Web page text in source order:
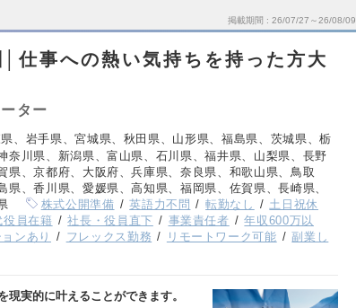
掲載期間 26/07/27～26/08/09
仕事への熱い気持ちを持った方大
ター
、岩手県、宮城県、秋田県、山形県、福島県、茨城県、栃
奈川県、新潟県、富山県、石川県、福井県、山梨県、長野
県、京都府、大阪府、兵庫県、奈良県、和歌山県、鳥取
、香川県、愛媛県、高知県、福岡県、佐賀県、長崎県、
株式公開準備 英語力不問 転勤なし
土日祝休
役員在籍 社長・役員直下 事業責任者
年収600万以
ンあり フレックス勤務 リモートワーク可能
副業し
実的に叶えることができます。